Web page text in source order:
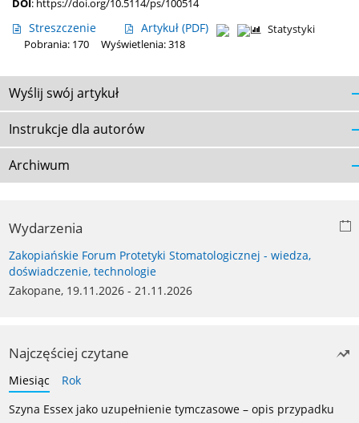
DOI: https://doi.org/10.5114/ps/100514
Streszczenie Artykuł (PDF)
Statystyki
Pobrania: 170
Wyświetlenia: 318
Wyślij swój artykuł
Instrukcje dla autorów
Archiwum
Wydarzenia
Zakopiańskie Forum Protetyki Stomatologicznej - wiedza,
doświadczenie, technologie
Zakopane, 19.11.2026 - 21.11.2026
Najczęściej czytane
Miesiąc
Rok
Szyna Essex jako uzupełnienie tymczasowe – opis przypadku